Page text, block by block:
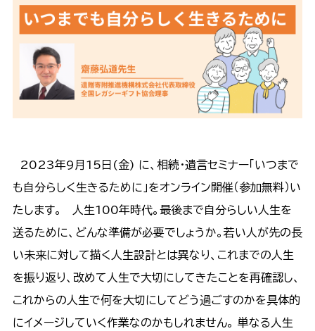
2023年9月15日(金) に、相続・遺言セミナー「いつまで
も自分らしく生きるために」をオンライン開催（参加無料）い
たします。 人生100年時代。最後まで自分らしい人生を
送るために、どんな準備が必要でしょうか。若い人が先の長
い未来に対して描く人生設計とは異なり、これまでの人生
を振り返り、改めて人生で大切にしてきたことを再確認し、
これからの人生で何を大切にしてどう過ごすのかを具体的
にイメージしていく作業なのかもしれません。 単なる人生